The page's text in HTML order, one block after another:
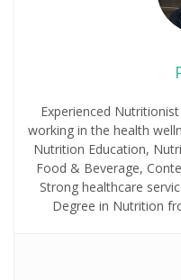
Experienced
working in the health
Nutrition Education,
Food & Beverage,
Strong healthcare
Degree in Nutrition